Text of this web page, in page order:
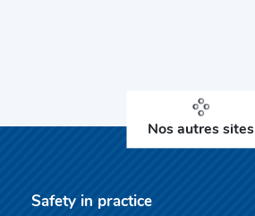
Nos autres sites
Safety in practice